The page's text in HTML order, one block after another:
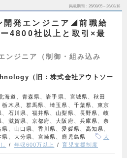
掲載期間 26/08/05～26/08/18
開発エンジニア◢前職給
4800社以上と取引×最
ンジニア（制御・組み込み
（旧：株式会社アウトソー
海道、青森県、岩手県、宮城県、秋田
木県、群馬県、埼玉県、千葉県、東京
石川県、福井県、山梨県、長野県、岐
滋賀県、京都府、大阪府、兵庫県、奈
、山口県、香川県、愛媛県、高知県、
、大分県、宮崎県、鹿児島県
大
年収600万以上 育児支援制度